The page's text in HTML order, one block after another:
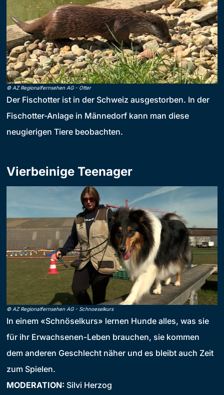
© AZ Regionalfernsehen AG- Otter
Der Fischotter ist in der Schweiz ausgestorben. In der
Fischotter-Anlage in Männedorf kann man diese
neugierigen Tiere beobachten.
Vierbeinige Teenager
© AZ Regionalfernsehen AG- Schnoeselkurs
In einem «Schnöselkurs» lernen Hunde alles, was sie
für ihr Erwachsenen-Leben brauchen, sie kommen
dem anderen Geschlecht näher und es bleibt auch Zeit
zum Spielen.
MODERATION: Silvi Herzog